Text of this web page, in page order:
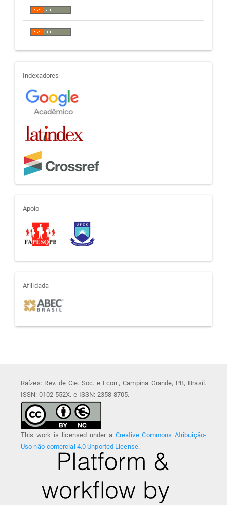
indexadores
Indexadores
apoio
Apoio
afiliada
Afilidada
Raízes: Rev. de Cie. Soc. e Econ., Campina Grande, PB, Brasil.
ISSN: 0102-552X. e-ISSN: 2358-8705.
This work is licensed under a Creative Commons Atribuição-
Uso não-comercial 4.0 Unported License.